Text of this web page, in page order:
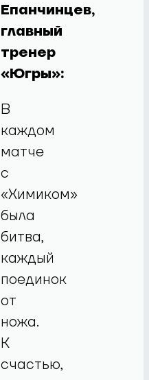
Епанчинцев,
главный
тренер
«Югры»:
В
каждом
матче
с
«Химиком»
была
битва,
каждый
поединок
от
ножа.
К
счастью,